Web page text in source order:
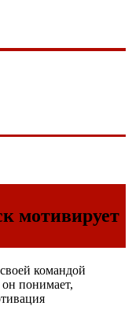
мотивирует
командой
понимает,